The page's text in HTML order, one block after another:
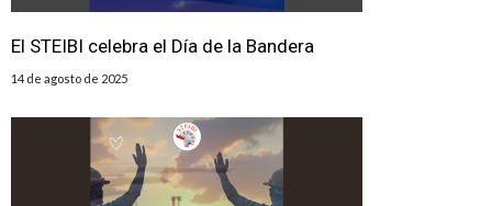
El STEIBI celebra el Día de la Bandera
14 de agosto de 2025